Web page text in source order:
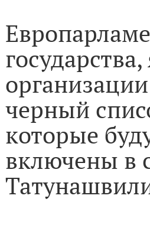
черный
которые
включены в